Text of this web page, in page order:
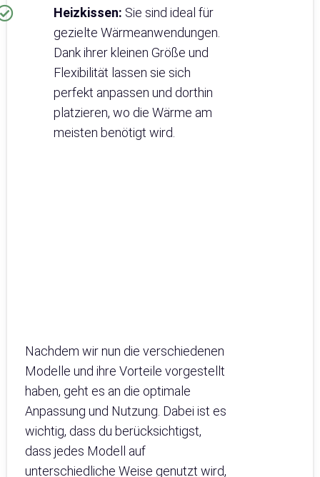
Heizkissen: Sie sind ideal für
gezielte Wärmeanwendungen.
Dank ihrer kleinen Größe und
Flexibilität lassen sie sich
perfekt anpassen und dorthin
platzieren, wo die Wärme am
meisten benötigt wird.
Nachdem wir nun die verschiedenen
Modelle und ihre Vorteile vorgestellt
haben, geht es an die optimale
Anpassung und Nutzung. Dabei ist es
wichtig, dass du berücksichtigst,
dass jedes Modell auf
unterschiedliche Weise genutzt wird,